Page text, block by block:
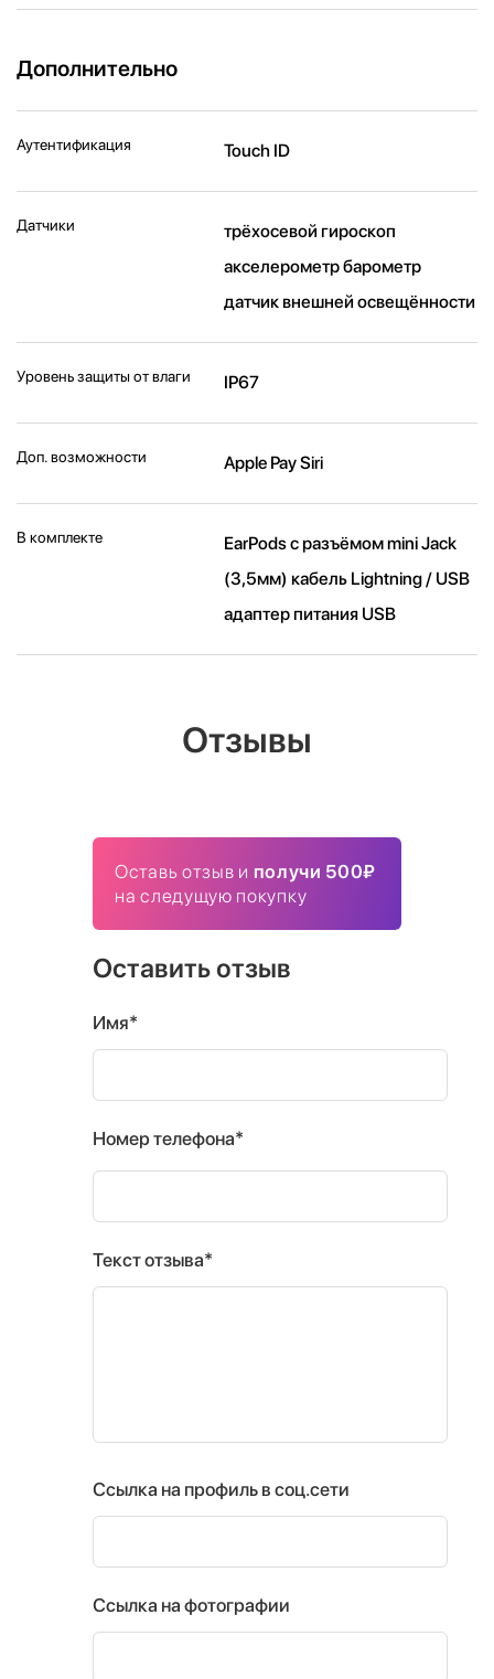
Дополнительно
Аутентификация Touch ID
Датчики
трёхосевой гироскоп
акселерометр барометр
датчик внешней освещённости
Уровень защиты от влаги IP67
Доп. возможности Apple Pay Siri
В комплекте
EarPods с разъёмом mini Jack
(3,5мм) кабель Lightning / USB
адаптер питания USB
Отзывы
Оставь отзыв и получи 500₽
на следущую покупку
Оставить отзыв
Имя*
Номер телефона*
Текст отзыва*
Ссылка на профиль в соц.сети
Ссылка на фотографии